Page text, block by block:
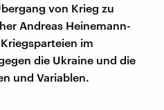
von Krieg zu
Andreas Heinemann-
im
die Ukraine und die
und Variablen.